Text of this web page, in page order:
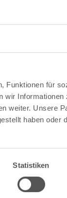
Funktionen für
wir
weiter. Unsere
haben oder
Statistiken